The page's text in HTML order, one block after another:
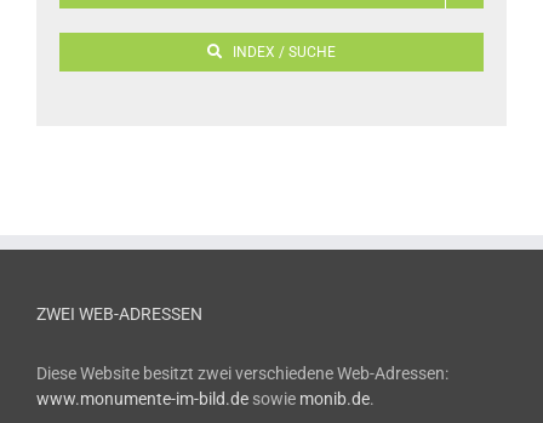
INDEX / SUCHE
ZWEI WEB-ADRESSEN
Diese Website besitzt zwei verschiedene Web-Adressen:
www.monumente-im-bild.de sowie monib.de.